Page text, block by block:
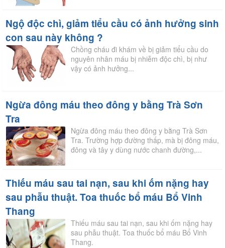
Ngộ độc chì, giảm tiểu cầu có ảnh hưởng sinh
con sau này không ?
Chồng cháu đi khám về bị giảm tiểu cầu do
nguyên nhân máu bị nhiễm độc chì, bị như
vậy có ảnh hưởng...
Ngừa đông máu theo đông y bằng Trà Sơn
Tra
Ngừa đông máu theo đông y bằng Trà Sơn
Tra. Trường hợp đường thấp, mà bị đông máu,
đông và tây y dùng nước chanh đường,...
Thiếu máu sau tai nạn, sau khi ốm nặng hay
sau phẫu thuật. Toa thuốc bổ máu Bổ Vinh
Thang
Thiếu máu sau tai nạn, sau khi ốm nặng hay
sau phẫu thuật. Toa thuốc bổ máu Bổ Vinh
Thang.